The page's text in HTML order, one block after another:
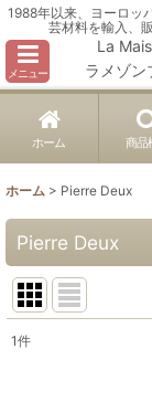
1988年以来、ヨーロッ
芸材料を輸入、
メニュー
La
ラメゾン
ホーム 商品
ホーム > Pierre Deux
Pierre Deux
1件